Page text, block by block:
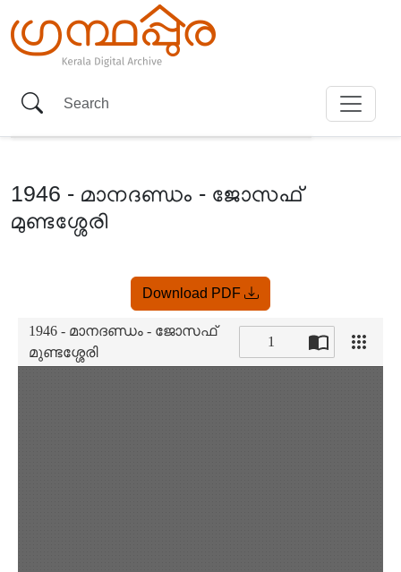
1946 - മാനദണ്ഡം - ജോസഫ്
മുണ്ടശ്ശേരി
Download PDF